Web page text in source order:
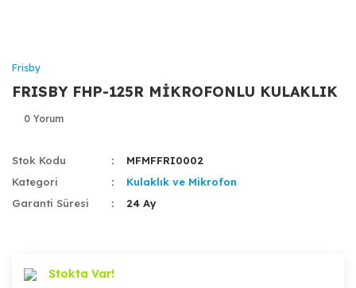
Frisby
FRISBY FHP-125R MİKROFONLU KULAKLIK
0 Yorum
Stok Kodu
MFMFFRI0002
Kategori
Kulaklık ve Mikrofon
Garanti Süresi
24 Ay
Stokta Var!